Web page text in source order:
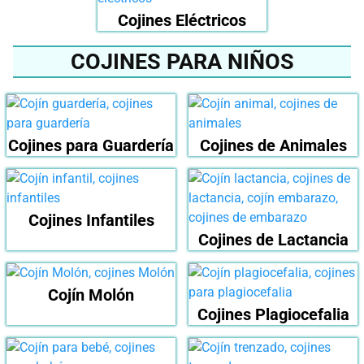
Cojines Eléctricos
COJINES PARA NIÑOS
Cojines para Guardería Cojines de Animales
Cojines Infantiles
Cojines de Lactancia
Cojín Molón
Cojines Plagiocefalia